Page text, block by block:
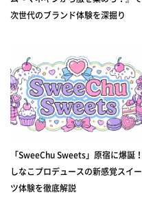
次世代のブランド体験を深掘り
「SweeChu Sweets」原宿に爆誕！
しなこプロデュースの新感覚スイー
ツ体験を徹底解説